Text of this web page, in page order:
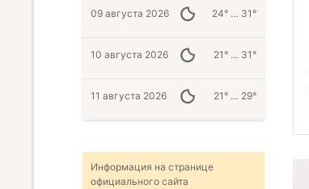
09 августа 2026 24° … 31°
10 августа 2026 21° … 31°
11 августа 2026 21° … 29°
Информация на странице
официального сайта